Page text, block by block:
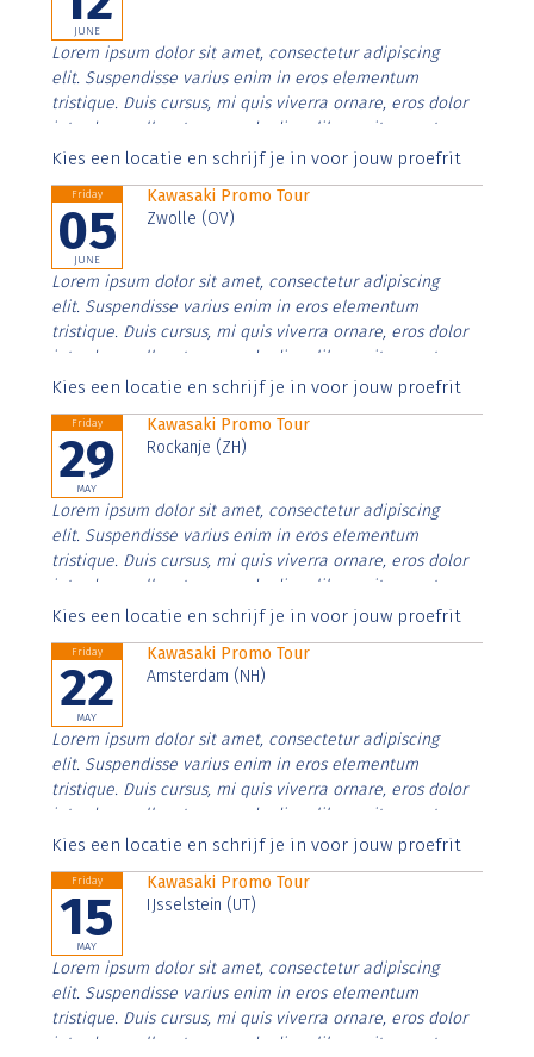
JUNE
Lorem ipsum dolor sit amet, consectetur adipiscing
elit. Suspendisse varius enim in eros elementum
tristique. Duis cursus, mi quis viverra ornare, eros dolor
interdum nulla, ut commodo diam libero vitae erat.
Aenean faucibus nibh et justo cursus id rutrum lorem
Kies een locatie en schrijf je in voor jouw proefrit
Friday
05
JUNE
Kawasaki Promo Tour
Zwolle (OV)
Lorem ipsum dolor sit amet, consectetur adipiscing
elit. Suspendisse varius enim in eros elementum
tristique. Duis cursus, mi quis viverra ornare, eros dolor
interdum nulla, ut commodo diam libero vitae erat.
Aenean faucibus nibh et justo cursus id rutrum lorem
Kies een locatie en schrijf je in voor jouw proefrit
Friday
29
MAY
Kawasaki Promo Tour
Rockanje (ZH)
Lorem ipsum dolor sit amet, consectetur adipiscing
elit. Suspendisse varius enim in eros elementum
tristique. Duis cursus, mi quis viverra ornare, eros dolor
interdum nulla, ut commodo diam libero vitae erat.
Aenean faucibus nibh et justo cursus id rutrum lorem
Kies een locatie en schrijf je in voor jouw proefrit
Friday
22
MAY
Kawasaki Promo Tour
Amsterdam (NH)
Lorem ipsum dolor sit amet, consectetur adipiscing
elit. Suspendisse varius enim in eros elementum
tristique. Duis cursus, mi quis viverra ornare, eros dolor
interdum nulla, ut commodo diam libero vitae erat.
Aenean faucibus nibh et justo cursus id rutrum lorem
Kies een locatie en schrijf je in voor jouw proefrit
Friday
15
MAY
Kawasaki Promo Tour
IJsselstein (UT)
Lorem ipsum dolor sit amet, consectetur adipiscing
elit. Suspendisse varius enim in eros elementum
tristique. Duis cursus, mi quis viverra ornare, eros dolor
interdum nulla, ut commodo diam libero vitae erat.